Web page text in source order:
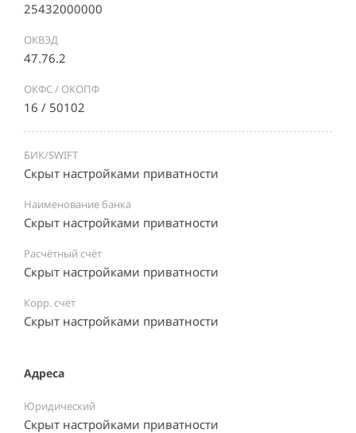
25432000000
ОКВЭД
47.76.2
ОКФС / ОКОПФ
16 / 50102
БИК/SWIFT
Скрыт настройками приватности
Наименование банка
Скрыт настройками приватности
Расчётный счёт
Скрыт настройками приватности
Корр. счёт
Скрыт настройками приватности
Адреса
Юридический
Скрыт настройками приватности